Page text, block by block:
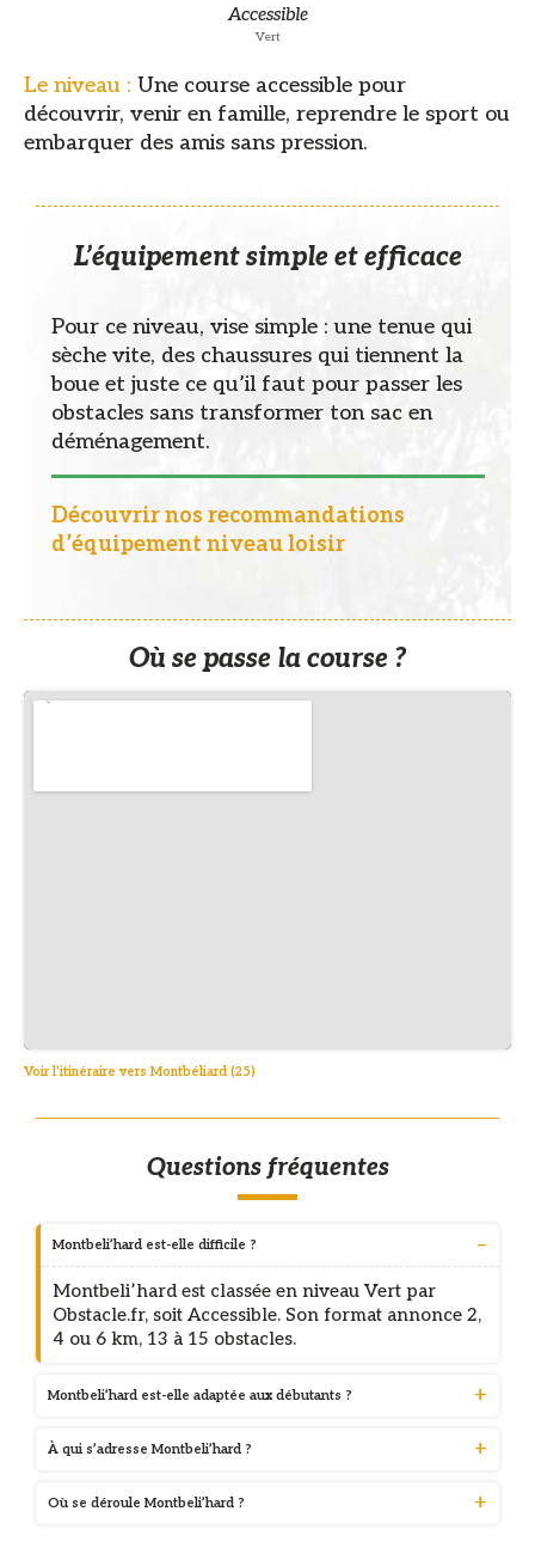
Accessible
Vert
Le niveau : Une course accessible pour
découvrir, venir en famille, reprendre le sport ou
embarquer des amis sans pression.
L’équipement simple et efficace
Pour ce niveau, vise simple : une tenue qui
sèche vite, des chaussures qui tiennent la
boue et juste ce qu’il faut pour passer les
obstacles sans transformer ton sac en
déménagement.
Découvrir nos recommandations
d’équipement niveau loisir
Où se passe la course ?
Voir l’itinéraire vers Montbéliard (25)
Questions fréquentes
Montbeli’hard est-elle difficile ?
Montbeli’hard est classée en niveau Vert par
Obstacle.fr, soit Accessible. Son format annonce 2,
4 ou 6 km, 13 à 15 obstacles.
Montbeli’hard est-elle adaptée aux débutants ?
À qui s’adresse Montbeli’hard ?
Où se déroule Montbeli’hard ?